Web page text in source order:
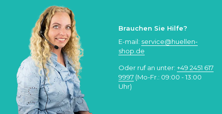
Brauchen Sie Hilfe?
E-mail: service@huellen-
shop.de
Oder ruf an unter: +49 2451 617
9997 (Mo-Fr.: 09:00 - 13:00
Uhr)